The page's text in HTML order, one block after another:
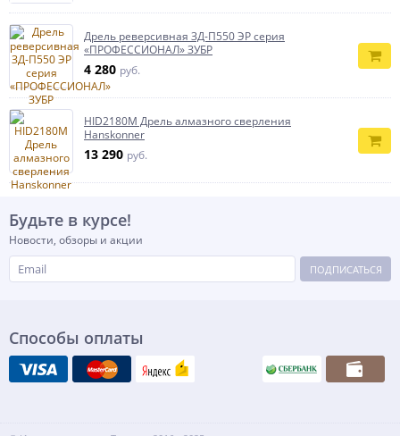
Дрель реверсивная ЗД-П550 ЭР серия
«ПРОФЕССИОНАЛ» ЗУБР
4 280 руб.
HID2180M Дрель алмазного сверления
Hanskonner
13 290 руб.
Будьте в курсе!
Новости, обзоры и акции
ПОДПИСАТЬСЯ
Способы оплаты